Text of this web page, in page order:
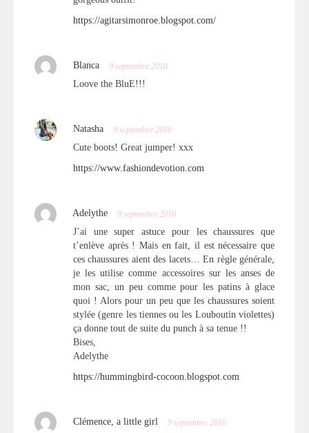
https://agitarsimonroe.blogspot.com/
Blanca 9 septembre 2010
Loove the BluE!!!
Natasha 9 septembre 2010
Cute boots! Great jumper! xxx
https://www.fashiondevotion.com
Adelythe 9 septembre 2010
J’ai une super astuce pour les chaussures que
t’enlève après ! Mais en fait, il est nécessaire que
ces chaussures aient des lacets… En règle générale,
je les utilise comme accessoires sur les anses de
mon sac, un peu comme pour les patins à glace
quoi ! Alors pour un peu que les chaussures soient
stylée (genre les tiennes ou les Louboutin violettes)
ça donne tout de suite du punch à sa tenue !!
Bises,
Adelythe
https://hummingbird-cocoon.blogspot.com
Clémence, a little girl 9 septembre 2010